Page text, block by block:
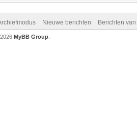
Nieuwe berichten Berichten
MyBB Group